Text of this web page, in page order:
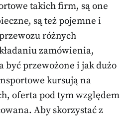
takich firm, są one
są też pojemne i
różnych
zamówienia,
być przewożone i jak dużo
kursują na
oferta pod tym względem
Aby skorzystać z